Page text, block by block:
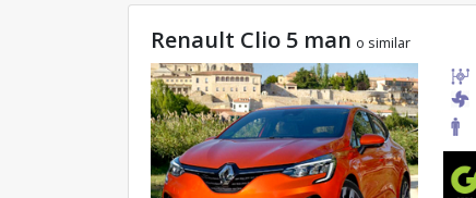
Renault Clio 5 man o similar